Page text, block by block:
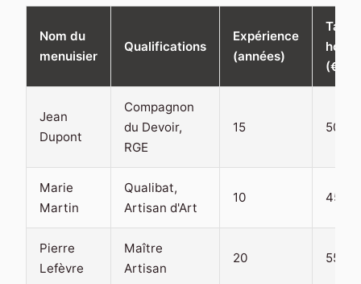
Nom du
menuisier
Qualifications
Expérience
(années)
Tarif
(€)
Jean
Dupont
Compagnon
du Devoir,
RGE
15 50
Marie
Martin
Qualibat,
Artisan d'Art
10 45
Pierre
Lefèvre
Maître
Artisan
20 55